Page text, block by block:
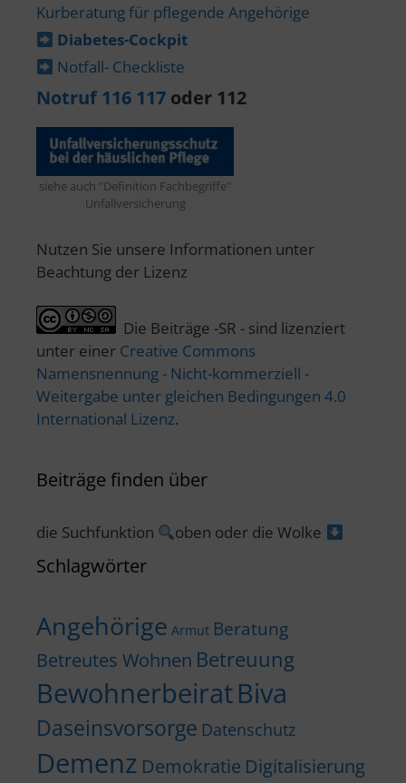
Kurberatung für pflegende Angehörige
Diabetes-​Cockpit
Notfall- Checkliste
Notruf 116 117 oder 112
siehe auch "Definition Fachbegriffe"
Unfallversicherung
Nutzen Sie unsere Informationen unter
Beachtung der Lizenz
Die Beiträge -SR - sind lizenziert
unter einer Creative Commons
Namensnennung - Nicht-kommerziell -
Weitergabe unter gleichen Bedingungen 4.0
International Lizenz.
Beiträge finden über
die Suchfunktion oben oder die Wolke
Schlagwörter
Angehörige Armut Beratung
Betreutes Wohnen Betreuung
BewohnerbeiratBiva
Daseinsvorsorge Datenschutz
Demenz Demokratie Digitalisierung